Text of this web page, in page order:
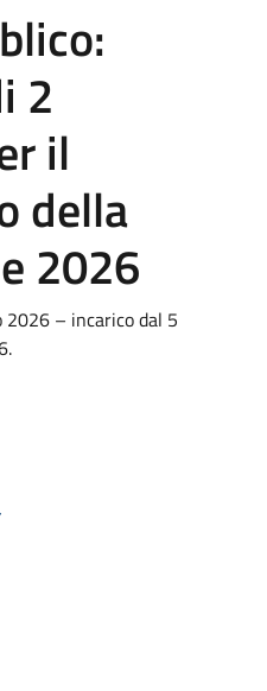
2
il
della
2026
– incarico dal 5